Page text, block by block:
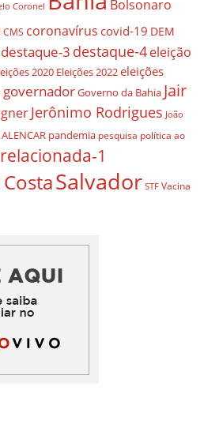
Coronel Bolsonaro
CMS coronavírus covid-19 DEM
destaque-3 destaque-4eleição
2020 Eleições 2022eleições
governadorGoverno da Bahia Jair
Jerônimo Rodrigues João
pandemia pesquisa política ao
relacionada-1
Salvador STF Vacina